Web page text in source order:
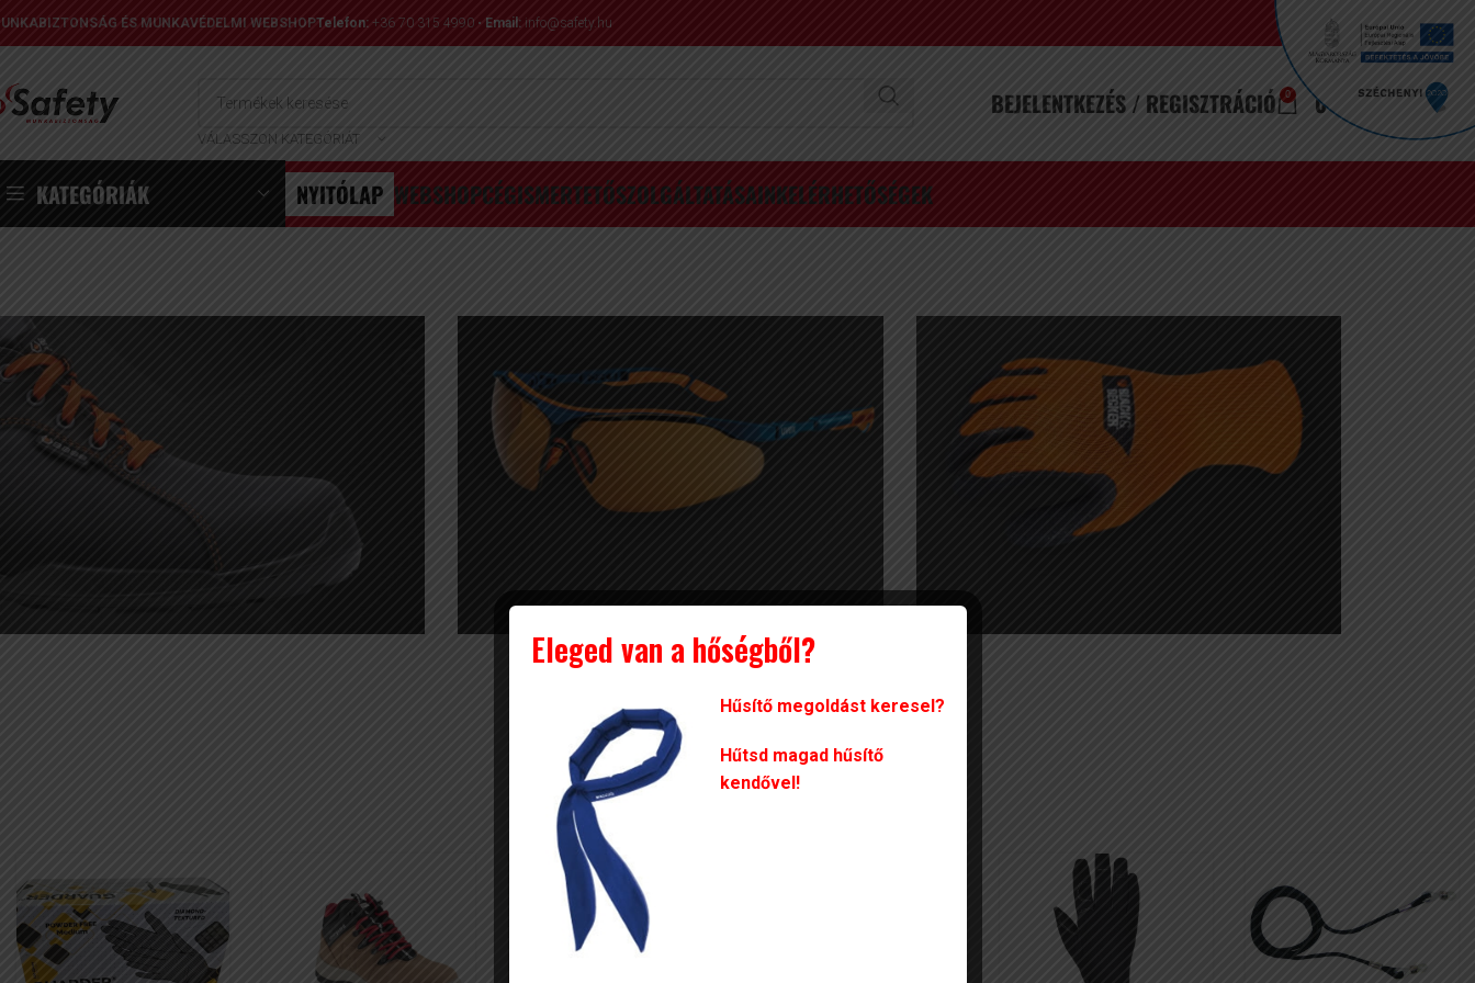
ÉS MUNKAVÉDELMI WEBSHOPTelefon: +36 70 315 4990 • Email: info@safety.hu
VÁLASSZON KATEGÓRIÁT
BEJELENTKEZÉS / REGISZTRÁCIÓ 0 0FT
KATEGÓRIÁK NYITÓLAP WEBSHOPCÉGISMERTETŐSZOLGÁLTATÁSAINKELÉRHETŐSÉGEK
3.000 Ft-tól
MegnézemTermékeinkből
Eleged van a hőségből?
Hűsítő megoldást keresel?
Hűtsd magad hűsítő
kendővel!